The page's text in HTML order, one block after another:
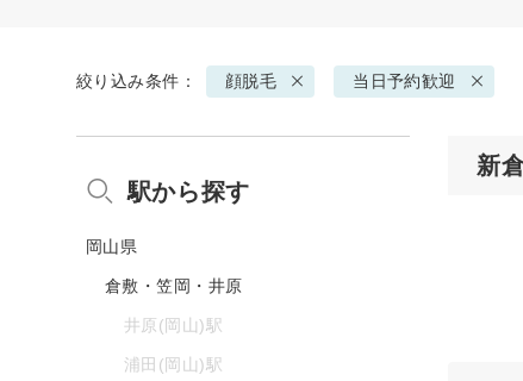
絞り込み条件： 顔脱毛 当日予約歓迎
新
駅から探す
岡山県
倉敷・笠岡・井原
井原(岡山)駅
浦田(岡山)駅